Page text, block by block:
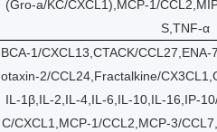
(Gro-a/KC/CXCL1),MCP-1/
S,TNF-α
BCA-1/CXCL13,CTACK/
otaxin-2/CCL24,Fractalkine/
IL-1β,IL-2,IL-4,IL-6,IL-10,IL-16,IP-
C/CXCL1,MCP-1/CCL2,MCP-3/